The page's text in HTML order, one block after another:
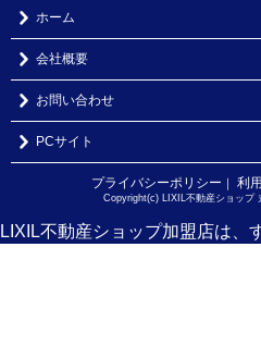
ホーム
会社概要
お問い合わせ
PCサイト
プライバシーポリシー ｜ 利
Copyright(c) LIXIL不動産ショップ
LIXIL不動産ショップ加盟店は、